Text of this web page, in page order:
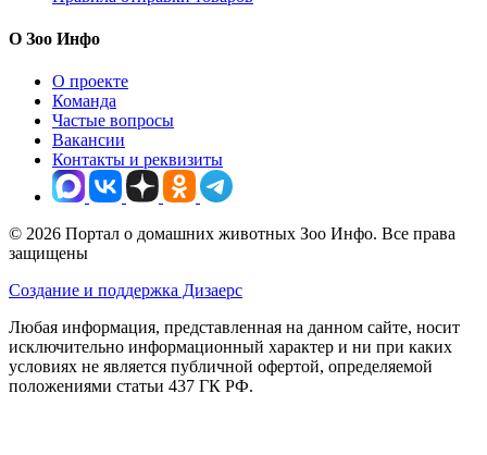
О Зоо Инфо
О проекте
Команда
Частые вопросы
Вакансии
Контакты и реквизиты
© 2026 Портал о домашних животных Зоо Инфо. Все права
защищены
Создание и поддержка Дизаерс
Любая информация, представленная на данном сайте, носит
исключительно информационный характер и ни при каких
условиях не является публичной офертой, определяемой
положениями статьи 437 ГК РФ.